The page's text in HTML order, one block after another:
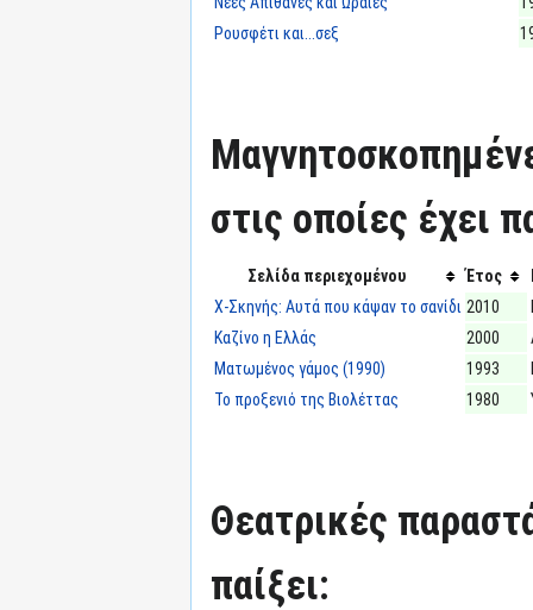
Ρουσφέτι και...σεξ
στις οποίες έχει
Σελίδα περιεχομένου Έτος
X-Σκηνής: Αυτά που κάψαν το σανίδι 2010
Καζίνο η Ελλάς
2000
Ματωμένος γάμος (1990)
1993
Το προξενιό της Βιολέττας
1980
Θεατρικές
παίξει: